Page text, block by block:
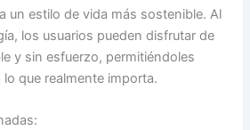
un estilo de vida más sostenible. Al
los usuarios pueden disfrutar de
y sin esfuerzo, permitiéndoles
que realmente importa.